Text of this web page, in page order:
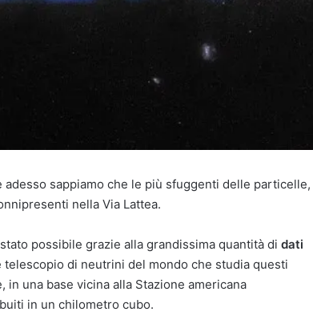
sappiamo che le più sfuggenti delle particelle,
nella Via Lattea.
possibile grazie alla grandissima quantità di dati
telescopio di neutrini del mondo che studia questi
in una base vicina alla Stazione americana
in un chilometro cubo.